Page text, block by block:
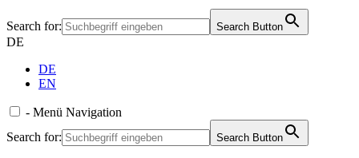
Search for: Search Button
DE
DE
EN
- Menü Navigation
Search for:
Search Button